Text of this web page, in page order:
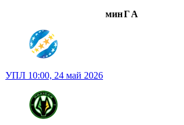
минГА
УПЛ 10:00, 24 май 2026